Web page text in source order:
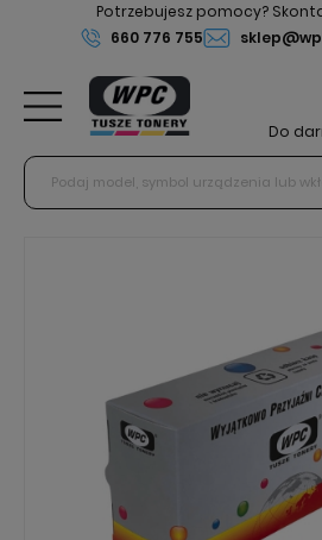
Potrzebujesz pomocy?
660 776 755
Do